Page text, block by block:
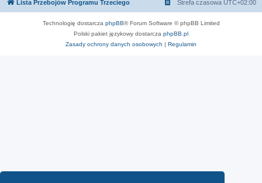
Lista Przebojów Programu Trzeciego Strefa czasowa UTC+02:00
Technologię dostarcza phpBB® Forum Software © phpBB Limited
Polski pakiet językowy dostarcza phpBB.pl
Zasady ochrony danych osobowych | Regulamin